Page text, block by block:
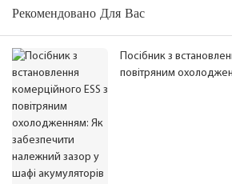
Рекомендовано Для Вас
Посібник з
повітряним